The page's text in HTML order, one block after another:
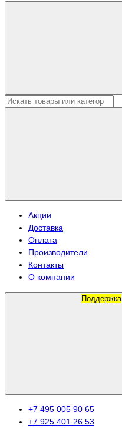
Акции
Доставка
Оплата
Производители
Контакты
О компании
Поддержка
+7 495 005 90 65
+7 925 401 26 53